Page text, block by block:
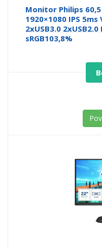
Monitor Philips 60,5
1920×1080 IPS
2xUSB3.0
sRGB103,8%